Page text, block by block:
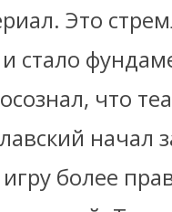
Это
стало
что
начал
игру более